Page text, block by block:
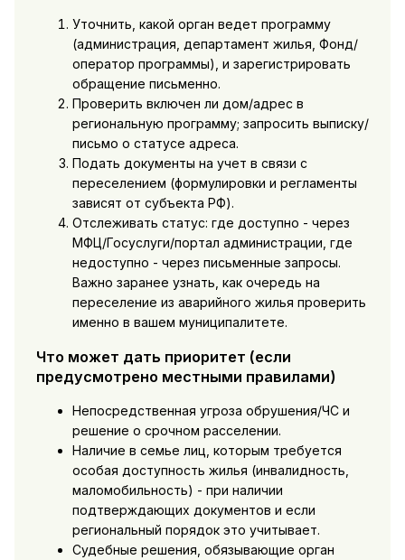
Уточнить, какой орган ведет программу
(администрация, департамент жилья, Фонд/
оператор программы), и зарегистрировать
обращение письменно.
Проверить включен ли дом/адрес в
региональную программу; запросить выписку/
письмо о статусе адреса.
Подать документы на учет в связи с
переселением (формулировки и регламенты
зависят от субъекта РФ).
Отслеживать статус: где доступно - через
МФЦ/Госуслуги/портал администрации, где
недоступно - через письменные запросы.
Важно заранее узнать, как очередь на
переселение из аварийного жилья проверить
именно в вашем муниципалитете.
Что может дать приоритет (если
предусмотрено местными правилами)
Непосредственная угроза обрушения/ЧС и
решение о срочном расселении.
Наличие в семье лиц, которым требуется
особая доступность жилья (инвалидность,
маломобильность) - при наличии
подтверждающих документов и если
региональный порядок это учитывает.
Судебные решения, обязывающие орган